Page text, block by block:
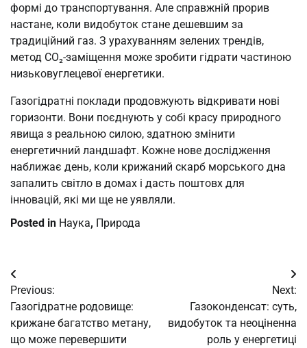
формі до транспортування. Але справжній прорив
настане, коли видобуток стане дешевшим за
традиційний газ. З урахуванням зелених трендів,
метод CO₂-заміщення може зробити гідрати частиною
низьковуглецевої енергетики.
Газогідратні поклади продовжують відкривати нові
горизонти. Вони поєднують у собі красу природного
явища з реальною силою, здатною змінити
енергетичний ландшафт. Кожне нове дослідження
наближає день, коли крижаний скарб морського дна
запалить світло в домах і дасть поштовх для
інновацій, які ми ще не уявляли.
Posted in Наука, Природа
Post
navigation
Previous:
Газогідратне родовище:
крижане багатство метану,
що може перевершити
Next:
Газоконденсат: суть,
видобуток та неоціненна
роль у енергетиці